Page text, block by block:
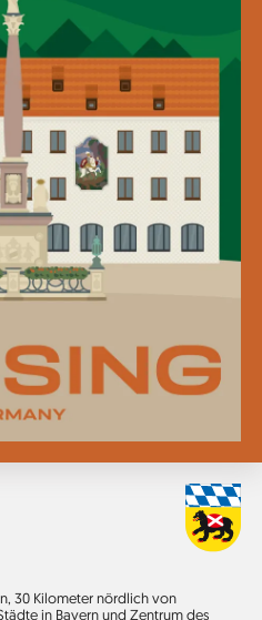
30 Kilometer nördlich von
in Bayern und Zentrum des